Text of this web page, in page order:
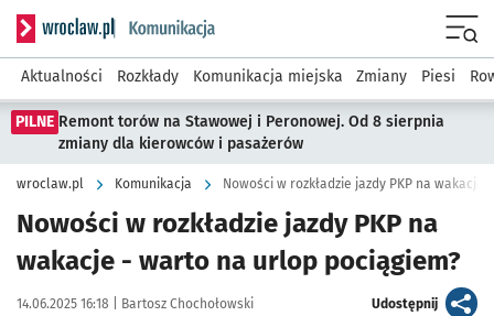
Serwis informacyjny wroclaw.pl podserwis: Komunikacja
Aktualności Rozkłady Komunikacja miejska Zmiany Piesi
PILNE Remont torów na Stawowej i Peronowej. Od 8 sierpnia
zmiany dla kierowców i pasażerów
wroclaw.pl Komunikacja Nowości w rozkładzie jazdy PKP na wakacje
Nowości w rozkładzie jazdy PKP na
wakacje - warto na urlop pociągiem?
Data publikacji:
14.06.2025 16:18 | Autor:
Bartosz Chochołowski Udostępnijartykuł